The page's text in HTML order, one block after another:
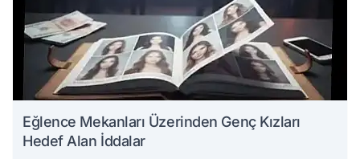
Eğlence Mekanları Üzerinden Genç Kızları
Hedef Alan İddalar